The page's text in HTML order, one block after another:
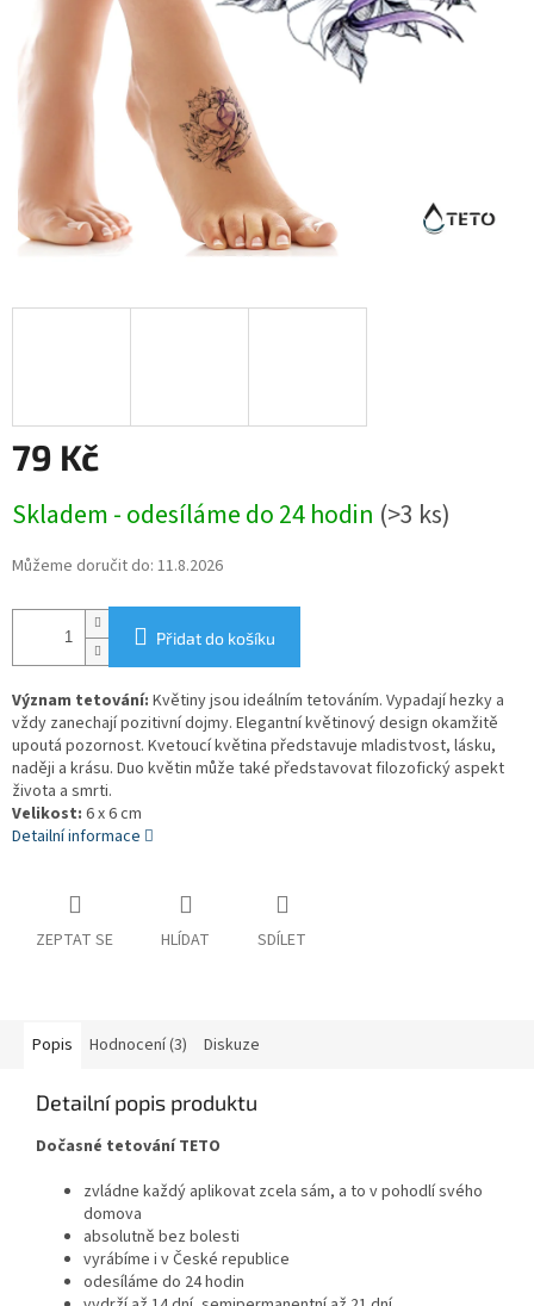
79 Kč
cena:
Skladem - odesíláme do 24 hodin (>3 ks)
Můžeme doručit do: 11.8.2026
Přidat do košíku
Význam tetování: Květiny jsou ideálním tetováním. Vypadají hezky a
vždy zanechají pozitivní dojmy. Elegantní květinový design okamžitě
upoutá pozornost. Kvetoucí květina představuje mladistvost, lásku,
naději a krásu. Duo květin může také představovat filozofický aspekt
života a smrti.
Velikost: 6 x 6 cm
Detailní informace
ZEPTAT SE HLÍDAT SDÍLET
Popis Hodnocení (3) Diskuze
Detailní popis produktu
Dočasné tetování TETO
zvládne každý aplikovat zcela sám, a to v pohodlí svého
domova
absolutně bez bolesti
vyrábíme i v České republice
odesíláme do 24 hodin